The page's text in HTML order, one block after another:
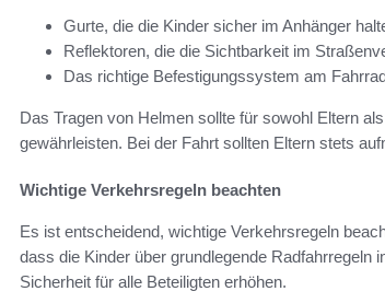
Gurte, die die Kinder sicher im Anhänger
Reflektoren, die die Sichtbarkeit im
Das richtige Befestigungssystem am
Das Tragen von Helmen sollte für sowohl Eltern
gewährleisten. Bei der Fahrt sollten Eltern stets
Wichtige Verkehrsregeln beachten
Es ist entscheidend, wichtige Verkehrsregeln
dass die Kinder über grundlegende
Sicherheit für alle Beteiligten erhöhen.